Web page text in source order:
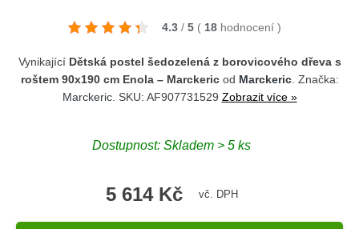
4.3 / 5 ( 18 hodnocení )
Vynikající Dětská postel šedozelená z borovicového dřeva s
roštem 90x190 cm Enola – Marckericod Marckeric. Značka:
Marckeric. SKU: AF907731529 Zobrazit více »
Dostupnost: Skladem > 5 ks
5 614 Kč vč. DPH